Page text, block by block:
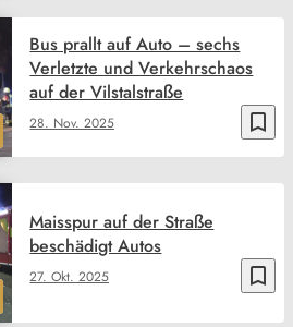
bookmark_border
28. Nov. 2025
Bus prallt auf Auto – sechs
Verletzte und Verkehrschaos
auf der Vilstalstraße
bookmark_border
27. Okt. 2025
Maisspur auf der Straße
beschädigt Autos